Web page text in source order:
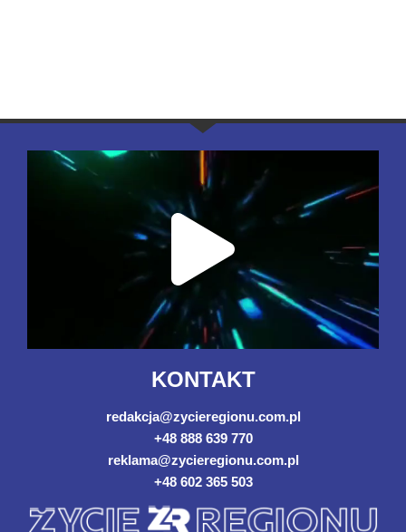
KONTAKT
redakcja@zycieregionu.com.pl
+48 888 639 770
reklama@zycieregionu.com.pl
+48 602 365 503